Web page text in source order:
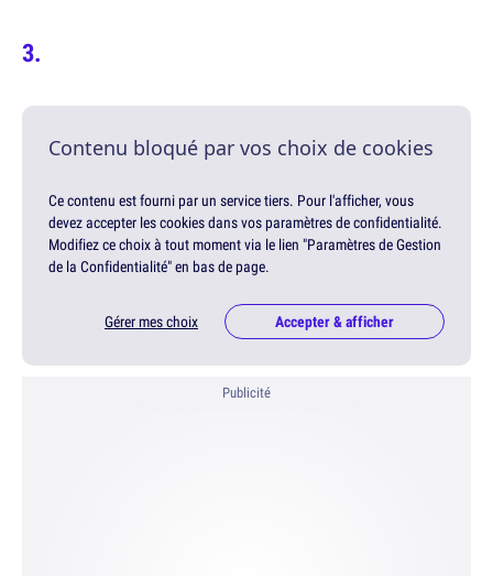
Contenu bloqué par vos choix de cookies
Ce contenu est fourni par un service tiers. Pour l'afficher, vous
devez accepter les cookies dans vos paramètres de confidentialité.
Modifiez ce choix à tout moment via le lien "Paramètres de Gestion
de la Confidentialité" en bas de page.
Gérer mes choix Accepter & afficher
Publicité